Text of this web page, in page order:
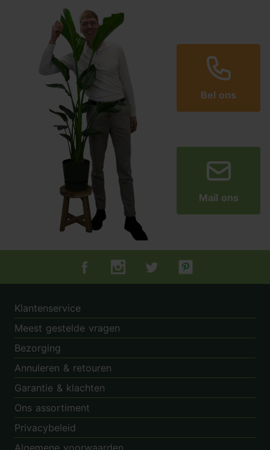
Bel ons
Mail ons
Tuincentrum.nl op Facebook
Tuincentrum.nl op Instagram
Tuincentrum.nl op Twitter
Tuincentrum.nl op
Klantenservice
Meest gestelde vragen
Bezorging
Annuleren & retouren
Garantie & klachten
Ons assortiment
Privacybeleid
Algemene voorwaarden